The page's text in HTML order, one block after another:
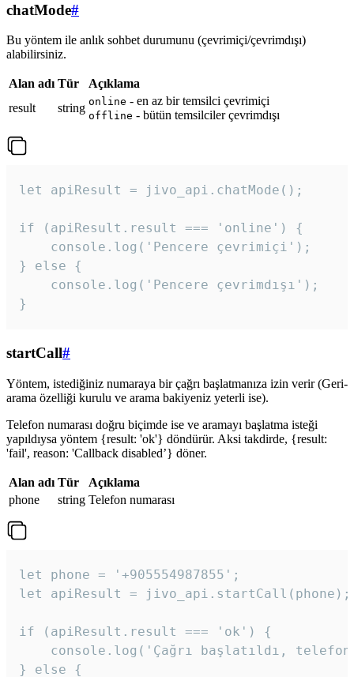
chatMode#
Bu yöntem ile anlık sohbet durumunu (çevrimiçi/çevrimdışı)
alabilirsiniz.
Alan adı Tür
Açıklama
result
string online - en az bir temsilci çevrimiçi
offline - bütün temsilciler çevrimdışı
let apiResult = jivo_api.chatMode();
if (apiResult.result === 'online') {
    console.log('Pencere çevrimiçi');
} else {
    console.log('Pencere çevrimdışı');
}
startCall#
Yöntem, istediğiniz numaraya bir çağrı başlatmanıza izin verir (Geri-
arama özelliği kurulu ve arama bakiyeniz yeterli ise).
Telefon numarası doğru biçimde ise ve aramayı başlatma isteği
yapıldıysa yöntem {result: 'ok'} döndürür. Aksi takdirde, {result:
'fail', reason: 'Callback disabled’} döner.
Alan adı Tür
Açıklama
phone
string Telefon numarası
let phone = '+905554987855';
let apiResult = jivo_api.startCall(phone);
if (apiResult.result === 'ok') {
console.log('Çağrı başlatıldı,
} else {